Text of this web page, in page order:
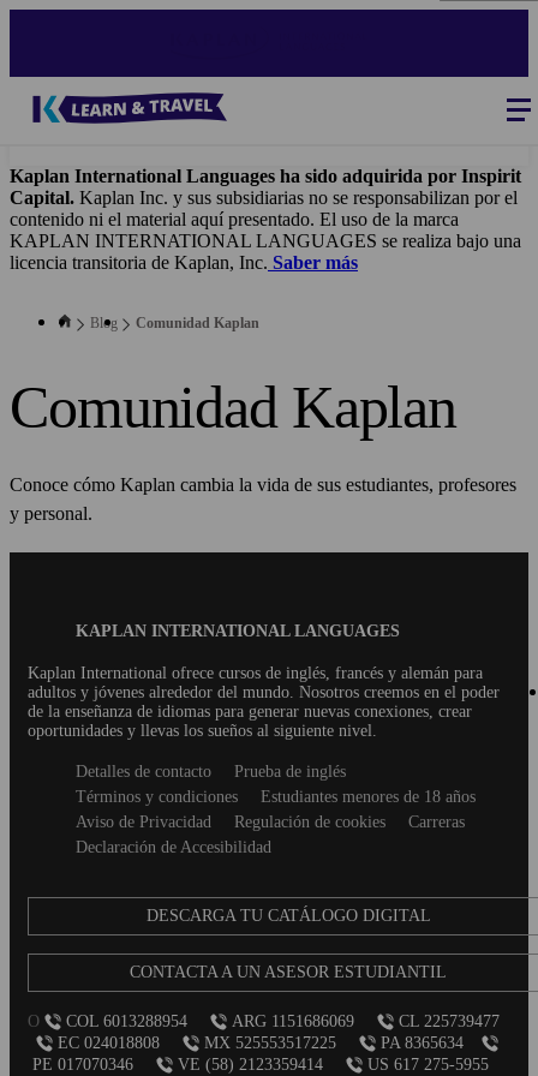
Kaplan International Languages ha sido adquirida por Inspirit
Capital. Kaplan Inc. y sus subsidiarias no se responsabilizan por el
contenido ni el material aquí presentado. El uso de la marca
KAPLAN INTERNATIONAL LANGUAGES se realiza bajo una
licencia transitoria de Kaplan, Inc. Saber más
Blog Comunidad Kaplan
Comunidad Kaplan
Conoce cómo Kaplan cambia la vida de sus estudiantes, profesores
y personal.
KAPLAN INTERNATIONAL LANGUAGES
Kaplan International ofrece cursos de inglés, francés y alemán para
adultos y jóvenes alrededor del mundo. Nosotros creemos en el poder
de la enseñanza de idiomas para generar nuevas conexiones, crear
oportunidades y llevas los sueños al siguiente nivel.
SecondaryDetalles de contacto
Prueba de inglés
Términos y condiciones
Estudiantes menores de 18 años
Aviso de Privacidad
Regulación de cookies
Carreras
Declaración de Accesibilidad
DESCARGA TU CATÁLOGO DIGITAL
CONTACTA A UN ASESOR ESTUDIANTIL
O COL 6013288954 ARG 1151686069
CL 225739477
EC 024018808
MX 525553517225
PA 8365634
PE 017070346
VE (58) 2123359414 US 617 275-5955